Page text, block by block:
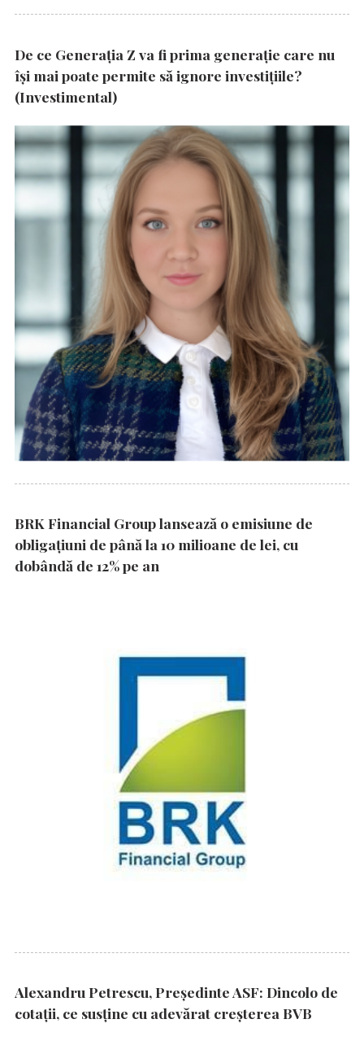
De ce Generația Z va fi prima generație care nu
își mai poate permite să ignore investițiile?
(Investimental)
BRK Financial Group lansează o emisiune de
obligațiuni de până la 10 milioane de lei, cu
dobândă de 12% pe an
Alexandru Petrescu, Președinte ASF: Dincolo de
cotații, ce susține cu adevărat creșterea BVB